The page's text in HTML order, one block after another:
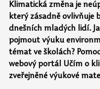
Klimatická změna je
který zásadně ovlivňuje
dnešních mladých lidí.
pojmout výuku
témat ve školách?
webový portál Učím o
zveřejněné výukové